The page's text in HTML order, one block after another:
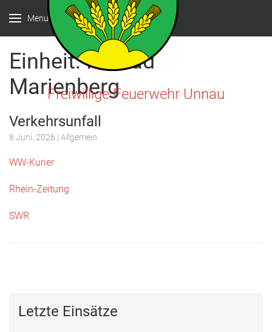
Menu
Freiwillige Feuerwehr Unnau
Einheit:FR Bad
Marienberg
Verkehrsunfall
8 Juni, 2026 | Allgemein
WW-Kurier
Rhein-Zeitung
SWR
Letzte Einsätze